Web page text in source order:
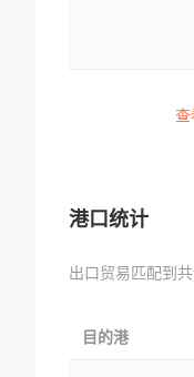
查
港口统计
出口贸易匹配到
目的港